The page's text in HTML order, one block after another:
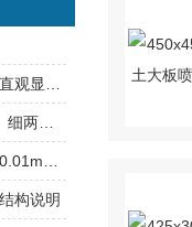
构说明